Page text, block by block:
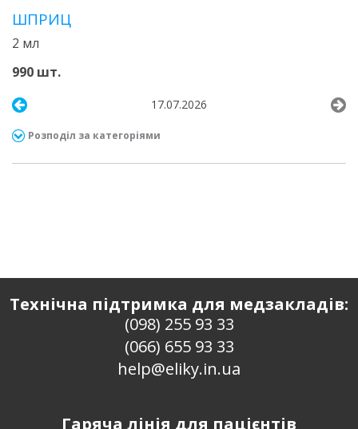
ШПРИЦ
2 мл
990 шт.
17.07.2026
Розподіл за категоріями
Технічна підтримка для медзакладів:
(098) 255 93 33
(066) 655 93 33
help@eliky.in.ua
Гаряча лінія для пацієнтів